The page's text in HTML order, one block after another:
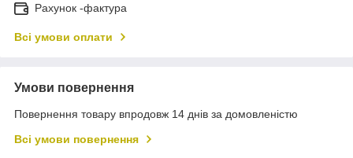
Рахунок -фактура
Всі умови оплати
Умови повернення
Повернення товару впродовж 14 днів за домовленістю
Всі умови повернення